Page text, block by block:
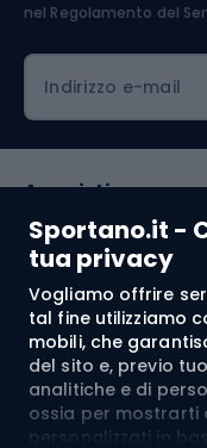
Sportano.it -
tua privacy
Vogliamo offrire
tal fine utilizziamo
mobili, che
del sito e, previo
analitiche e di
ossia per mostrarti
personalizzati in
nel Regolamento del
Indirizzo e-mail
Acquisti
Servizio clienti
Regolamento
Chi siamo